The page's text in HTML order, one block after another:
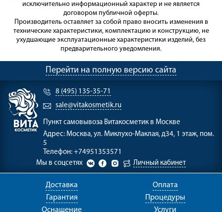
исключительно информационный характер и не является
договором публичной оферты.
Производитель оставляет за собой право вносить изменения в
технические характеристики, комплектацию и конструкцию, не
ухудшающие эксплуатационные характеристики изделий, без
предварительного уведомления.
Перейти на полную версию сайта
8 (495) 135-35-71
sale@vitakosmetik.ru
Пункт самовывоза Витакосметик в Москве
Адрес: Москва, ул. Миклухо-Маклая, д34, 1 этаж, пом.
5
Телефон: +74951353571
Мы в соцсетях
Личный кабинет
Доставка
Оплата
Гарантия
Процедуры
Оснащение
Услуги